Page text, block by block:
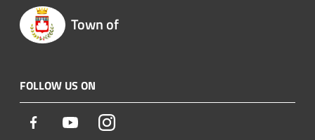
Town of
FOLLOW US ON
Facebook YoutubeInstagram